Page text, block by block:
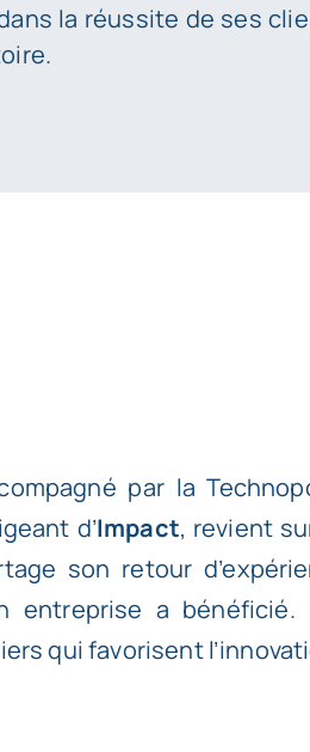
la réussite de ses
par la
d’Impact, revient
son retour
entreprise a
qui favorisent